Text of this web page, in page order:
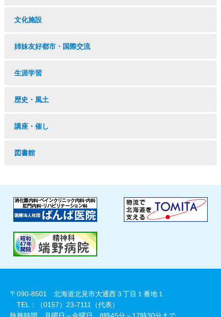
文化施設
姉妹友好都市・国際交流
生涯学習
歴史・風土
講座・催し
図書館
〒090-8501 北海道北見市大通西３丁目１番地１
TEL：（0157）23-7111（代表）